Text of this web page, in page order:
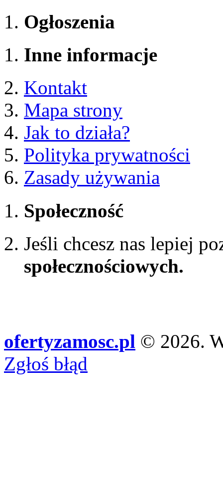
Ogłoszenia
Inne informacje
Kontakt
Mapa strony
Jak to działa?
Polityka prywatności
Zasady używania
Społeczność
Jeśli chcesz nas lepiej
społecznościowych.
ofertyzamosc.pl © 2026.
Zgłoś błąd